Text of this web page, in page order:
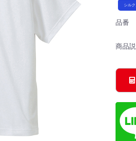
シル
品番
商品